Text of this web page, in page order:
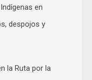
en
despojos y
la Ruta por la